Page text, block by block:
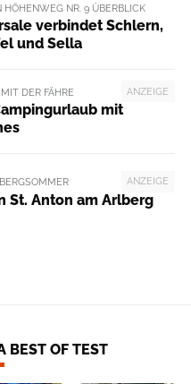
HÖHENWEG NR. 9 ÜBERBLICK
verbindet Schlern,
und Sella
ANZEIGE
DER FÄHRE
mit
ANZEIGE
St. Anton am Arlberg
BEST OF TEST